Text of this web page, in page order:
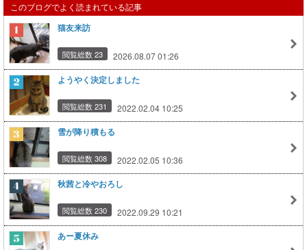
このブログでよく読まれている記事
猫友来訪
閲覧総数 23 2026.08.07 01:26
ようやく決定しました
閲覧総数 231 2022.02.04 10:25
雪が降り積もる
閲覧総数 308 2022.02.05 10:36
秋茜と冷やおろし
閲覧総数 230 2022.09.29 10:21
あー夏休み